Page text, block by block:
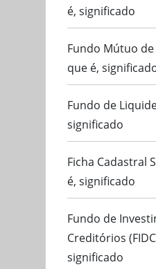
é, significado
Fundo Mútuo
que é,
Fundo de
significado
Ficha Cadastral
é, significado
Fundo de
Creditórios
significado